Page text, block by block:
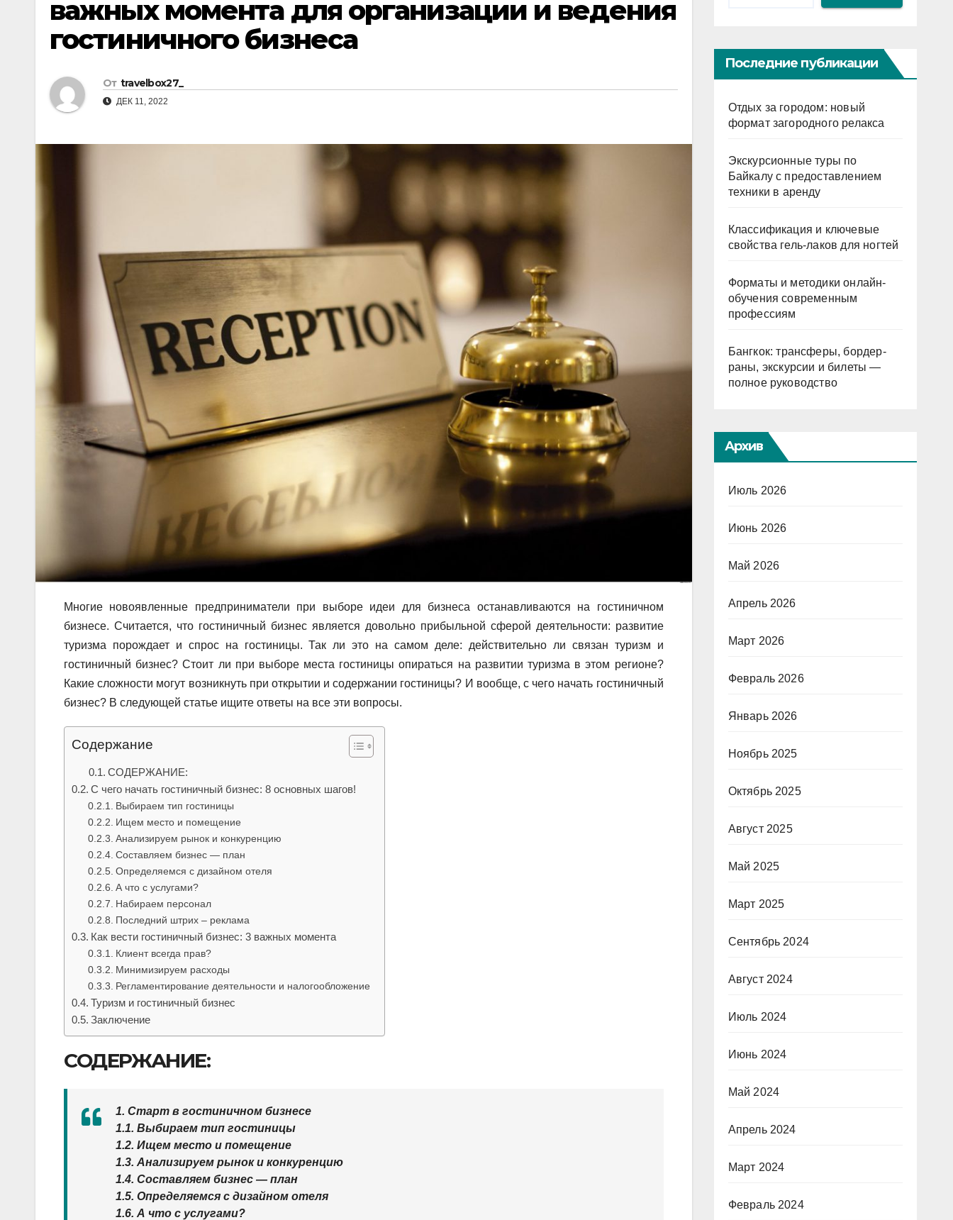
важных момента для организации и ведения
гостиничного бизнеса
От travelbox27_
ДЕК 11, 2022
Многие новоявленные предприниматели при выборе идеи для бизнеса останавливаются на гостиничном
бизнесе. Считается, что гостиничный бизнес является довольно прибыльной сферой деятельности: развитие
туризма порождает и спрос на гостиницы. Так ли это на самом деле: действительно ли связан туризм и
гостиничный бизнес? Стоит ли при выборе места гостиницы опираться на развитии туризма в этом регионе?
Какие сложности могут возникнуть при открытии и содержании гостиницы? И вообще, с чего начать гостиничный
бизнес? В следующей статье ищите ответы на все эти вопросы.
Содержание
СОДЕРЖАНИЕ:
С чего начать гостиничный бизнес: 8 основных шагов!
Выбираем тип гостиницы
Ищем место и помещение
Анализируем рынок и конкуренцию
Составляем бизнес — план
Определяемся с дизайном отеля
А что с услугами?
Набираем персонал
Последний штрих – реклама
Как вести гостиничный бизнес: 3 важных момента
Клиент всегда прав?
Минимизируем расходы
Регламентирование деятельности и налогообложение
Туризм и гостиничный бизнес
Заключение
СОДЕРЖАНИЕ:
1. Старт в гостиничном бизнесе
1.1. Выбираем тип гостиницы
1.2. Ищем место и помещение
1.3. Анализируем рынок и конкуренцию
1.4. Составляем бизнес — план
1.5. Определяемся с дизайном отеля
1.6. А что с услугами?
Последние публикации
Отдых за городом: новый
формат загородного релакса
Экскурсионные туры по
Байкалу с предоставлением
техники в аренду
Классификация и ключевые
свойства гель-лаков для ногтей
Форматы и методики онлайн-
обучения современным
профессиям
Бангкок: трансферы, бордер-
раны, экскурсии и билеты —
полное руководство
Архив
Июль 2026
Июнь 2026
Май 2026
Апрель 2026
Март 2026
Февраль 2026
Январь 2026
Ноябрь 2025
Октябрь 2025
Август 2025
Май 2025
Март 2025
Сентябрь 2024
Август 2024
Июль 2024
Июнь 2024
Май 2024
Апрель 2024
Март 2024
Февраль 2024